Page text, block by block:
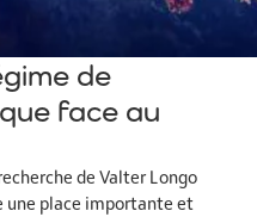
de
face au
de Valter Longo
une place importante et